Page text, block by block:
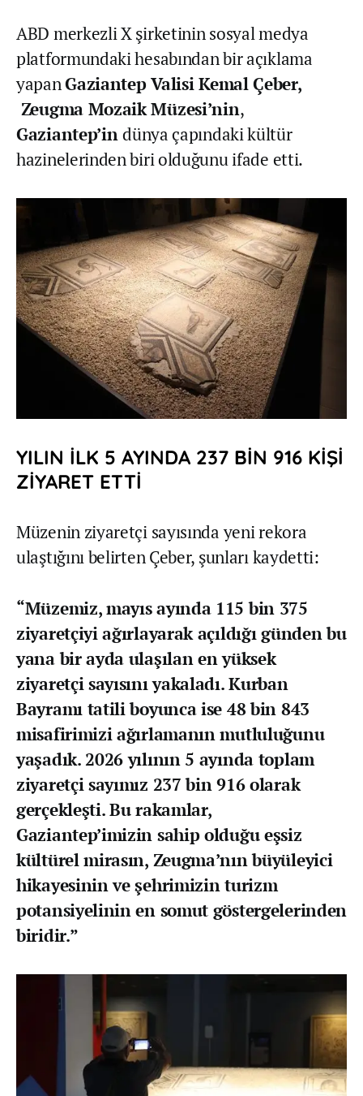
ABD merkezli X şirketinin sosyal medya
platformundaki hesabından bir açıklama
yapanGaziantep Valisi Kemal Çeber,
Zeugma Mozaik Müzesi’nin,
Gaziantep’indünya çapındaki kültür
hazinelerinden biri olduğunu ifade etti.
YILIN İLK 5 AYINDA 237 BİN 916 KİŞİ
ZİYARET ETTİ
Müzenin ziyaretçi sayısında yeni rekora
ulaştığını belirten Çeber, şunları kaydetti:
“Müzemiz, mayıs ayında 115 bin 375
ziyaretçiyi ağırlayarak açıldığı günden bu
yana bir ayda ulaşılan en yüksek
ziyaretçi sayısını yakaladı. Kurban
Bayramı tatili boyunca ise 48 bin 843
misafirimizi ağırlamanın mutluluğunu
yaşadık. 2026 yılının 5 ayında toplam
ziyaretçi sayımız 237 bin 916 olarak
gerçekleşti. Bu rakamlar,
Gaziantep’imizin sahip olduğu eşsiz
kültürel mirasın, Zeugma’nın büyüleyici
hikayesinin ve şehrimizin turizm
potansiyelinin en somut göstergelerinden
biridir.”